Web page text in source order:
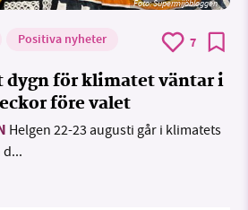
Foto: Supermijöbloggen
Positiva nyheter 7
för klimatet väntar i
före valet
Helgen 22-23 augusti går i klimatets